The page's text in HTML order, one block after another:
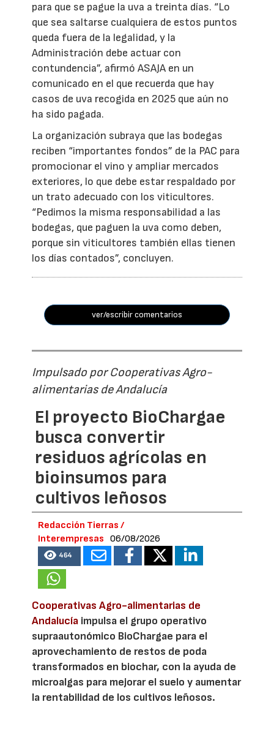
para que se pague la uva a treinta días. “Lo
que sea saltarse cualquiera de estos puntos
queda fuera de la legalidad, y la
Administración debe actuar con
contundencia”, afirmó ASAJA en un
comunicado en el que recuerda que hay
casos de uva recogida en 2025 que aún no
ha sido pagada.
La organización subraya que las bodegas
reciben “importantes fondos” de la PAC para
promocionar el vino y ampliar mercados
exteriores, lo que debe estar respaldado por
un trato adecuado con los viticultores.
“Pedimos la misma responsabilidad a las
bodegas, que paguen la uva como deben,
porque sin viticultores también ellas tienen
los días contados”, concluyen.
ver/escribir comentarios
Impulsado por Cooperativas Agro-
alimentarias de Andalucía
El proyecto BioChargae
busca convertir
residuos agrícolas en
bioinsumos para
cultivos leñosos
Redacción Tierras /
Interempresas
06/08/2026
464
Cooperativas Agro-alimentarias de
Andalucía impulsa el grupo operativo
supraautonómico BioChargae para el
aprovechamiento de restos de poda
transformados en biochar, con la ayuda de
microalgas para mejorar el suelo y aumentar
la rentabilidad de los cultivos leñosos.